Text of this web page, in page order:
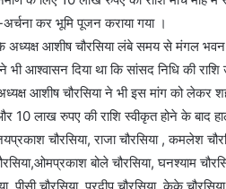
अर्चना कर भूमि पूजन कराया गया ।
के अध्यक्ष आशीष चौरसिया लंबे समय से मंगल
भी आश्वासन दिया था कि सांसद निधि की
आशीष चौरसिया ने भी इस मांग को लेकर
10 लाख रुपए की राशि स्वीकृत होने के बाद
चौरसिया, राजा चौरसिया , कमलेश
बोले चौरसिया, घनश्याम